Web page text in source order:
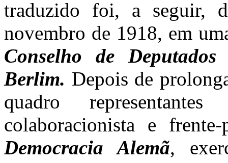
traduzido foi, a seguir,
novembro de 1918, em
Conselho de
Berlim. Depois de
quadro
colaboracionista e
Democracia Alemã,